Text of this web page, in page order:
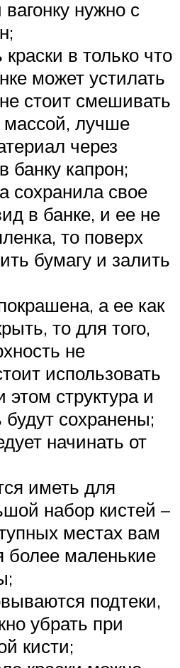
нужно с
в только что
может устилать
стоит смешивать
массой, лучше
через
банку капрон;
сохранила свое
в банке, и ее не
то поверх
бумагу и залить
а ее как
то для того,
не
использовать
этом структура и
будут сохранены;
начинать от
иметь для
набор кистей –
местах вам
более маленькие
подтеки,
убрать при
кисти;